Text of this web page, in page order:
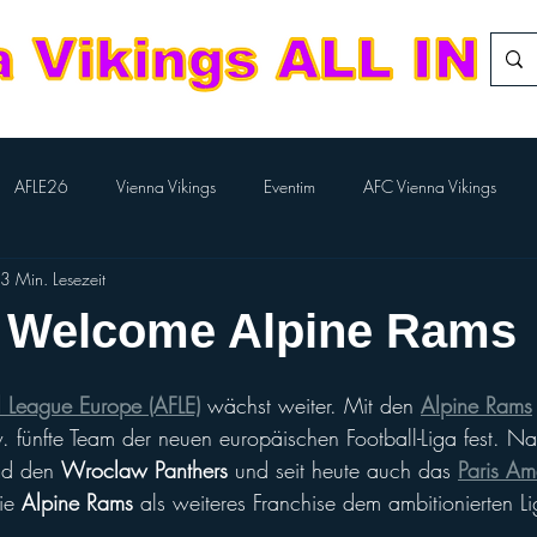
AFLE26 Vienna Vikings Eventim AFC Vienna Vikings
Kampfmannschaft
Performance Cheer Sport Austria Finals ÖCCV ORF
Alpine Rams
3 Min. Lesezeit
Europe (AFLE) wächst weiter. Mit den Alpine Rams
Team der neuen europäischen Football-Liga fest.
den Wroclaw Panthers und seit heute auch das Paris
Alpine Rams als weiteres Franchise dem ambitionierten